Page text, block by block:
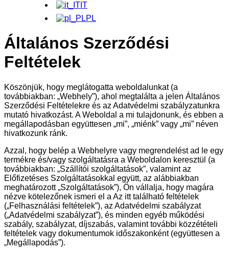
IT
PL
Általános Szerződési
Feltételek
Köszönjük, hogy meglátogatta weboldalunkat (a
továbbiakban: „Webhely”), ahol megtalálta a jelen Általános
Szerződési Feltételekre és az Adatvédelmi szabályzatunkra
mutató hivatkozást. A Weboldal a mi tulajdonunk, és ebben a
megállapodásban együttesen „mi”, „miénk” vagy „mi” néven
hivatkozunk ránk.
Azzal, hogy belép a Webhelyre vagy megrendelést ad le egy
termékre és/vagy szolgáltatásra a Weboldalon keresztül (a
továbbiakban: „Szállítói szolgáltatások”, valamint az
Előfizetéses Szolgáltatásokkal együtt, az alábbiakban
meghatározott „Szolgáltatások”), Ön vállalja, hogy magára
nézve kötelezőnek ismeri el a Az itt található feltételek
(„Felhasználási feltételek”), az Adatvédelmi szabályzat
(„Adatvédelmi szabályzat”), és minden egyéb működési
szabály, szabályzat, díjszabás, valamint további közzétételi
feltételek vagy dokumentumok időszakonként (együttesen a
„Megállapodás”).